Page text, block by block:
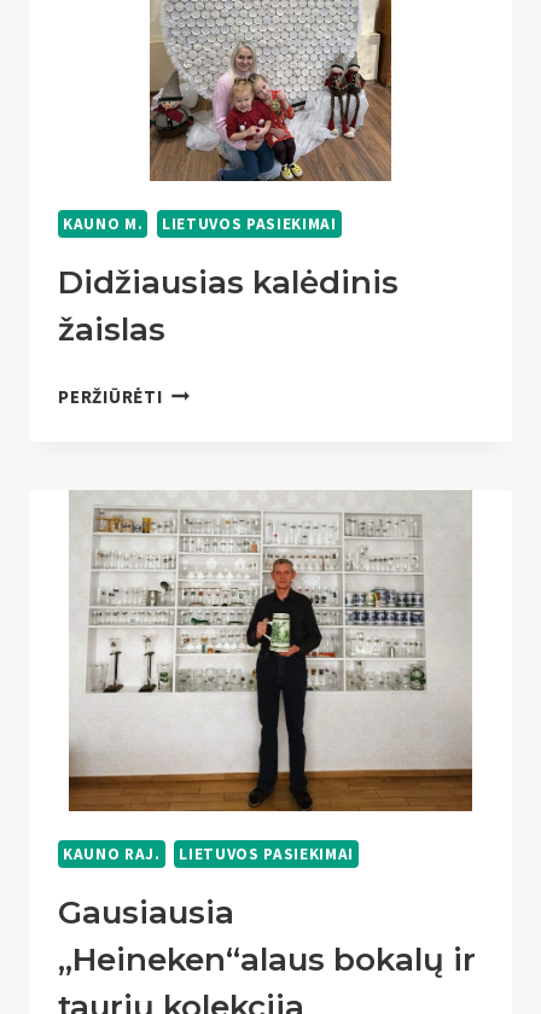
KAUNO M. LIETUVOS PASIEKIMAI
Didžiausias kalėdinis
žaislas
PERŽIŪRĖTIDIDŽIAUSIAS
KAUNO RAJ. LIETUVOS PASIEKIMAI
Gausiausia
„Heineken“alaus bokalų ir